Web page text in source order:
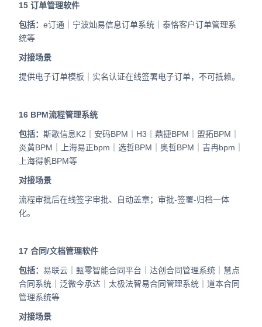
15 订单管理软件
包括： e订通｜宁波灿易信息订单系统｜泰恪客户订单管理系
统等
对接场景
提供电子订单模板｜实名认证在线签署电子订单，不可抵赖。
16 BPM流程管理系统
包括： 斯歌信息K2｜安码BPM｜H3｜鼎捷BPM｜盟拓BPM｜
炎黄BPM｜上海易正bpm｜选哲BPM｜奥哲BPM｜吉冉bpm｜
上海得帆BPM等
对接场景
流程审批后在线签字审批、自动盖章；审批-签署-归档一体
化。
17 合同/文档管理软件
包括： 易联云｜甄零智能合同平台｜达创合同管理系统｜慧点
合同系统｜泛微今承达｜太极法智易合同管理系统｜道本合同
管理系统等
对接场景